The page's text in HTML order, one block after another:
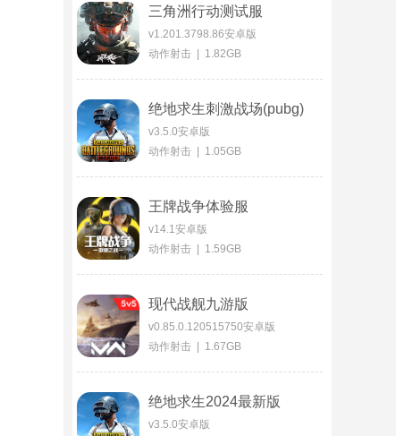
三角洲行动测试服
v1.201.3798.86安卓版
动作射击 | 1.82GB
绝地求生刺激战场(pubg)
v3.5.0安卓版
动作射击 | 1.05GB
王牌战争体验服
v14.1安卓版
动作射击 | 1.59GB
现代战舰九游版
v0.85.0.120515750安卓版
动作射击 | 1.67GB
绝地求生2024最新版
v3.5.0安卓版